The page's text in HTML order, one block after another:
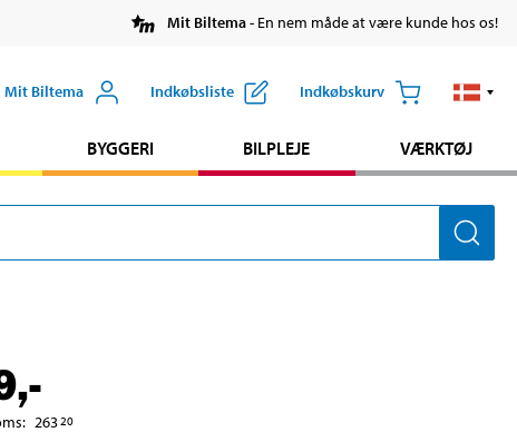
Mit Biltema- En nem måde at være kunde hos os!
Mit Biltema Indkøbsliste Indkøbskurv
BYGGERI BILPLEJE VÆRKTØJ
,-
: 263 20